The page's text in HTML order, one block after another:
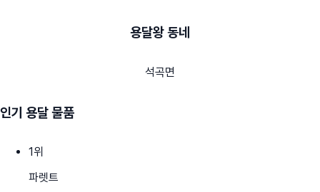
용달왕 동네
석곡면
인기 용달 물품
1위
파렛트